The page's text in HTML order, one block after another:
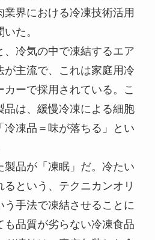
業界における冷凍技術活用
た。
冷気の中で凍結するエア
が主流で、これは家庭用冷
ーで採用されている。こ
品は、緩慢冷凍による細胞
冷凍品＝味が落ちる」とい
品が「凍眠」だ。冷たい
という、テクニカンオリ
う手法で凍結させることに
も品質が劣らない冷凍食品